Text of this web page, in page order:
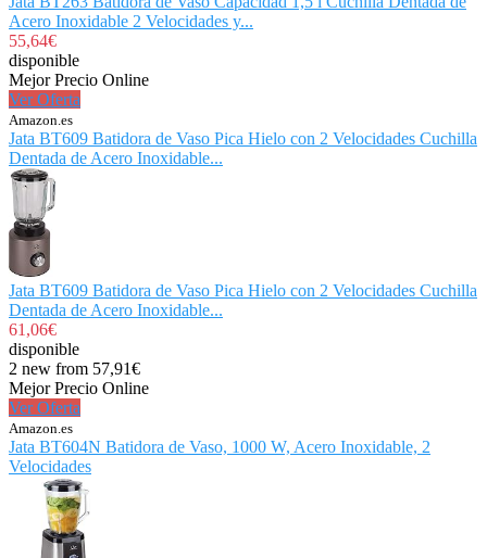
Acero Inoxidable 2 Velocidades y...
55,64€
disponible
Mejor Precio Online
Ver Oferta
Amazon.es
Jata BT609 Batidora de Vaso Pica Hielo con 2 Velocidades Cuchilla
Dentada de Acero Inoxidable...
Jata BT609 Batidora de Vaso Pica Hielo con 2 Velocidades Cuchilla
Dentada de Acero Inoxidable...
61,06€
disponible
2 new from 57,91€
Mejor Precio Online
Ver Oferta
Amazon.es
Jata BT604N Batidora de Vaso, 1000 W, Acero Inoxidable, 2
Velocidades